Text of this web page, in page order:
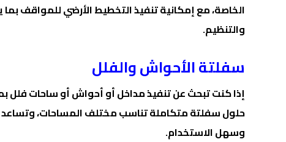
الخاصة، مع إمكانية تنفيذ التخطيط الأرضي للمواقف
والتنظيم.
سفلتة الأحواش والفلل
إذا كنت تبحث عن تنفيذ مداخل أو أحواش أو ساحات فلل
حلول سفلتة متكاملة تناسب مختلف المساحات،
وسهل الاستخدام.